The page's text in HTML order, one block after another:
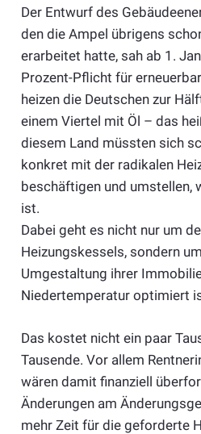
Der Entwurf des
den die Ampel übrigens
erarbeitet hatte, sah ab 1.
Prozent-Pflicht für
heizen die Deutschen zur
einem Viertel mit Öl – das
diesem Land müssten sich
konkret mit der radikalen
beschäftigen und umstellen,
ist.
Dabei geht es nicht nur um
Heizungskessels, sondern
Umgestaltung ihrer
Niedertemperatur optimiert
Das kostet nicht ein paar
Tausende. Vor allem
wären damit finanziell
Änderungen am
mehr Zeit für die geforderte